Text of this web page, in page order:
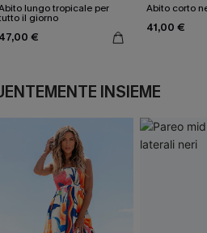
lungo tropicale per
il giorno
47,00 €
Abito corto
41,00 €
INSIEME